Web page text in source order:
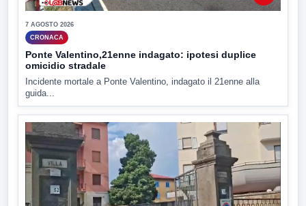
7 AGOSTO 2026
CRONACA
Ponte Valentino,21enne indagato: ipotesi duplice
omicidio stradale
Incidente mortale a Ponte Valentino, indagato il 21enne alla
guida...